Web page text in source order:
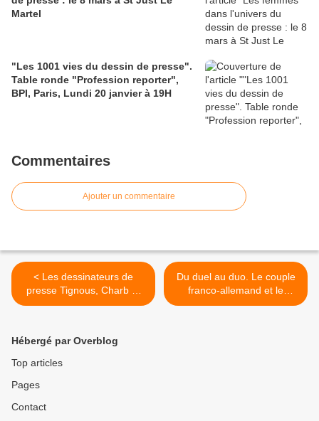
Martel
"Les 1001 vies du dessin de presse".
Table ronde "Profession reporter",
BPI, Paris, Lundi 20 janvier à 19H
Commentaires
Ajouter un commentaire
< Les dessinateurs de
presse Tignous, Charb et
Faujour... petite vidéo
Du duel au duo. Le couple
franco-allemand et le
dessin satirique de 1870 à
Hébergé par Overblog
Top articles
Pages
Contact